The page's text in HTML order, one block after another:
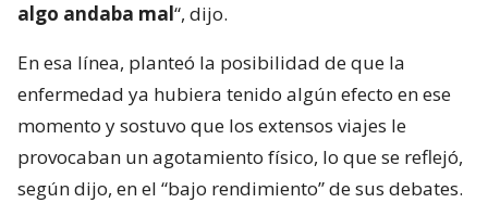
algo andaba mal“, dijo.
En esa línea, planteó la posibilidad de que la
enfermedad ya hubiera tenido algún efecto en ese
momento y sostuvo que los extensos viajes le
provocaban un agotamiento físico, lo que se reflejó,
según dijo, en el “bajo rendimiento” de sus debates.